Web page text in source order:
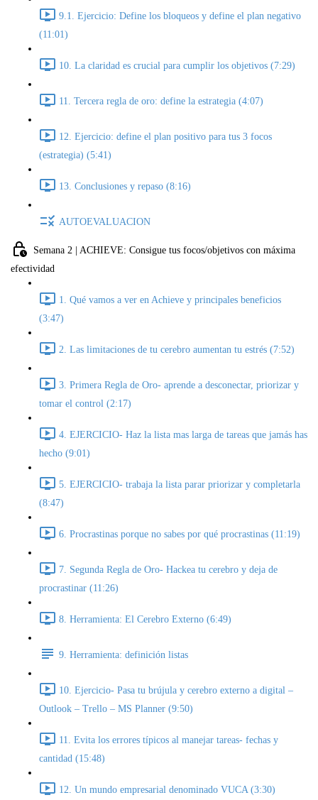
9.1. Ejercicio: Define los bloqueos y define el plan negativo
(11:01)
10. La claridad es crucial para cumplir los objetivos (7:29)
11. Tercera regla de oro: define la estrategia (4:07)
12. Ejercicio: define el plan positivo para tus 3 focos
(estrategia) (5:41)
13. Conclusiones y repaso (8:16)
AUTOEVALUACION
Semana 2 | ACHIEVE: Consigue tus focos/objetivos con máxima
efectividad
1. Qué vamos a ver en Achieve y principales beneficios
(3:47)
2. Las limitaciones de tu cerebro aumentan tu estrés (7:52)
3. Primera Regla de Oro- aprende a desconectar, priorizar y
tomar el control (2:17)
4. EJERCICIO- Haz la lista mas larga de tareas que jamás has
hecho (9:01)
5. EJERCICIO- trabaja la lista parar priorizar y completarla
(8:47)
6. Procrastinas porque no sabes por qué procrastinas (11:19)
7. Segunda Regla de Oro- Hackea tu cerebro y deja de
procrastinar (11:26)
8. Herramienta: El Cerebro Externo (6:49)
9. Herramienta: definición listas
10. Ejercicio- Pasa tu brújula y cerebro externo a digital –
Outlook – Trello – MS Planner (9:50)
11. Evita los errores típicos al manejar tareas- fechas y
cantidad (15:48)
12. Un mundo empresarial denominado VUCA (3:30)